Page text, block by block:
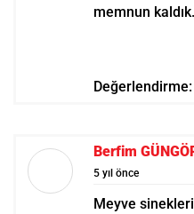
memnun kaldık.
Değerlendirme:
Berfim
5 yıl önce
Meyve